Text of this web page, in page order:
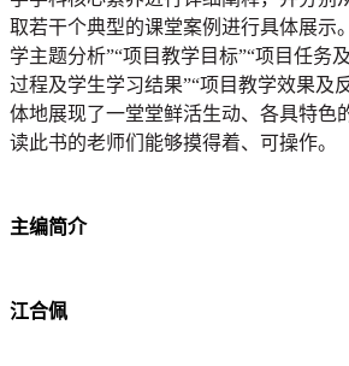
取若干个典型的课堂案例进行具体展示
学主题分析”“项目教学目标”“项目任务
过程及学生学习结果”“项目教学效果及
体地展现了一堂堂鲜活生动、各具特色
读此书的老师们能够摸得着、可操作。
主编简介
江合佩